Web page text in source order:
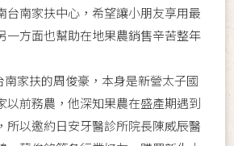
台南家扶中心，希望讓小朋友享用最
一方面也幫助在地果農銷售辛苦整年
家扶的周俊豪，本身是新營太子國
以前務農，他深知果農在盛產期遇到
所以邀約日安牙醫診所院長陳威辰醫